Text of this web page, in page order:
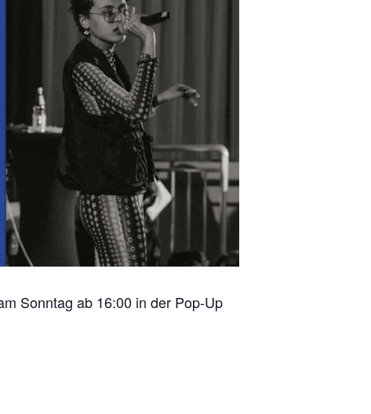
Sonntag ab 16:00 in der Pop-Up